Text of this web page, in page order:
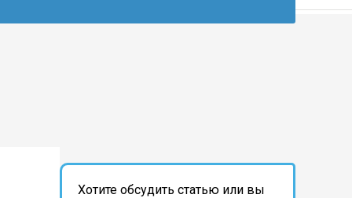
Хотите обсудить статью или вы